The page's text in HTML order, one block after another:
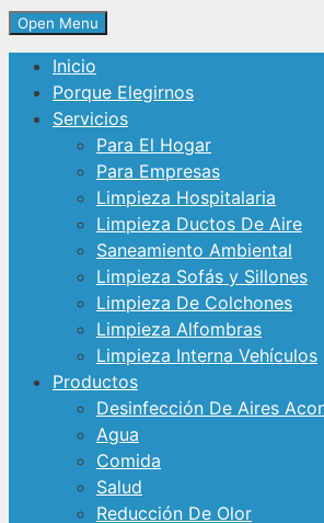
Open Menu
Inicio
Porque Elegirnos
Servicios
Para El Hogar
Para Empresas
Limpieza Hospitalaria
Limpieza Ductos De Aire
Saneamiento Ambiental
Limpieza Sofás y Sillones
Limpieza De Colchones
Limpieza Alfombras
Limpieza Interna Vehículos
Productos
Desinfección De Aires
Agua
Comida
Salud
Reducción De Olor